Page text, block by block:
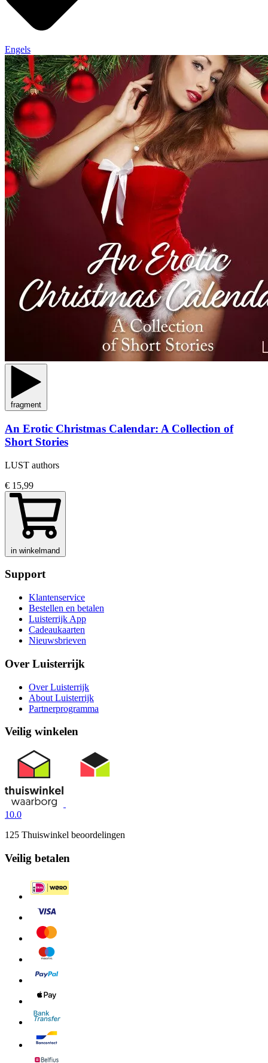
Engels
fragment
An Erotic Christmas Calendar: A Collection of
Short Stories
LUST authors
€ 15,99
in winkelmand
Support
Klantenservice
Bestellen en betalen
Luisterrijk App
Cadeaukaarten
Nieuwsbrieven
Over Luisterrijk
Over Luisterrijk
About Luisterrijk
Partnerprogramma
Veilig winkelen
10.0
125 Thuiswinkel beoordelingen
Veilig betalen